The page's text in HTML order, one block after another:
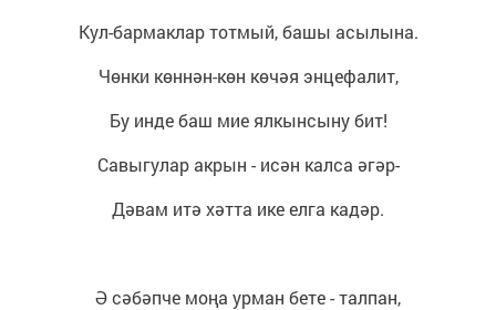
Кул-бармаклар тотмый, башы асылына.
Чөнки көннән-көн көчәя энцефалит,
Бу инде баш мие ялкынсыну бит!
Савыгулар акрын - исән калса әгәр-
Дәвам итә хәтта ике елга кадәр.
Ә сәбәпче моңа урман бете - талпан,